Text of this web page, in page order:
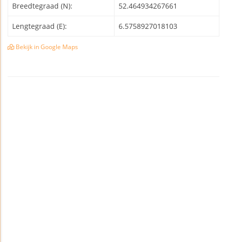
Breedtegraad (N): 52.464934267661
Lengtegraad (E): 6.5758927018103
Bekijk in Google Maps